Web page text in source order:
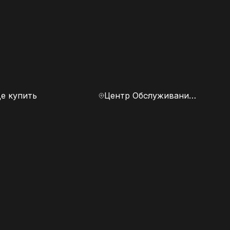
купить Центр Обслуживания Клиентов